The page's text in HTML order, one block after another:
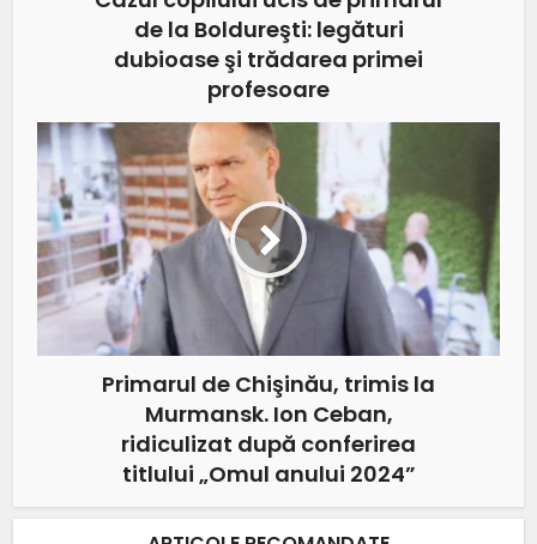
de la Boldureşti: legături
dubioase şi trădarea primei
profesoare
Primarul de Chişinău, trimis la
Murmansk. Ion Ceban,
ridiculizat după conferirea
titlului „Omul anului 2024”